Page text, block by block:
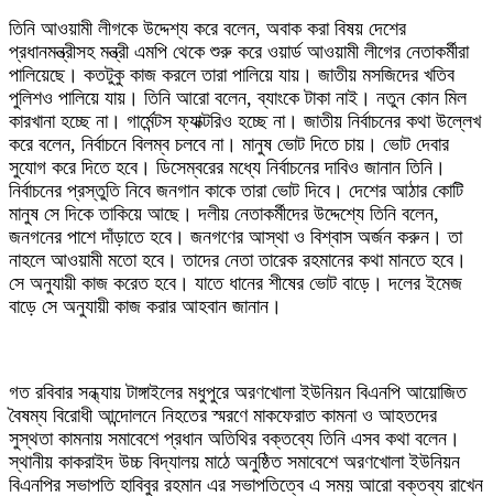
তিনি আওয়ামী লীগকে উদ্দেশ্য করে বলেন, অবাক করা বিষয় দেশের
প্রধানমন্ত্রীসহ মন্ত্রী এমপি থেকে শুরু করে ওয়ার্ড আওয়ামী লীগের নেতাকর্মীরা
পালিয়েছে। কতটুকু কাজ করলে তারা পালিয়ে যায়। জাতীয় মসজিদের খতিব
পুলিশও পালিয়ে যায়। তিনি আরো বলেন, ব্যাংকে টাকা নাই। নতুন কোন মিল
কারখানা হচ্ছে না। গার্মেন্টস ফ্যাক্টরিও হচ্ছে না। জাতীয় নির্বাচনের কথা উল্লেখ
করে বলেন, নির্বাচনে বিলম্ব চলবে না। মানুষ ভোট দিতে চায়। ভোট দেবার
সুযোগ করে দিতে হবে। ডিসেম্বরের মধ্যে নির্বাচনের দাবিও জানান তিনি।
নির্বাচনের প্রস্তুতি নিবে জনগান কাকে তারা ভোট দিবে। দেশের আঠার কোটি
মানুষ সে দিকে তাকিয়ে আছে। দলীয় নেতাকর্মীদের উদ্দেশ্যে তিনি বলেন,
জনগনের পাশে দাঁড়াতে হবে। জনগণের আস্থা ও বিশ্বাস অর্জন করুন। তা
নাহলে আওয়ামী মতো হবে। তাদের নেতা তারেক রহমানের কথা মানতে হবে।
সে অনুযায়ী কাজ করেত হবে। যাতে ধানের শীষের ভোট বাড়ে। দলের ইমেজ
বাড়ে সে অনুযায়ী কাজ করার আহবান জানান।
গত রবিবার সন্ধ্যায় টাঙ্গাইলের মধুপুরে অরণখোলা ইউনিয়ন বিএনপি আয়োজিত
বৈষম্য বিরোধী আন্দোলনে নিহতের স্মরণে মাকফেরাত কামনা ও আহতদের
সুস্থতা কামনায় সমাবেশে প্রধান অতিথির বক্তব্যে তিনি এসব কথা বলেন।
স্থানীয় কাকরাইদ উচ্চ বিদ্যালয় মাঠে অনুষ্ঠিত সমাবেশে অরণখোলা ইউনিয়ন
বিএনপির সভাপতি হাবিবুর রহমান এর সভাপতিত্বে এ সময় আরো বক্তব্য রাখেন